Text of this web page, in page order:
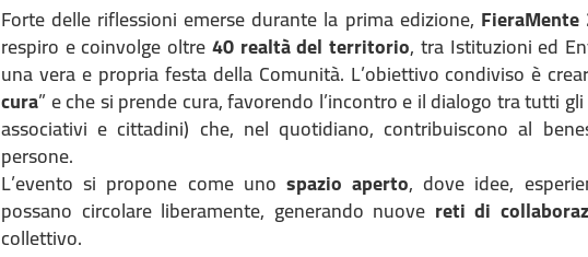
Forte delle riflessioni emerse durante la prima edizione, FieraMente
respiro e coinvolge oltre40 realtà del territorio, tra Istituzioni ed
una vera e propria festa della Comunità. L’obiettivo condiviso è
cura” e che si prende cura, favorendo l’incontro e il dialogo tra tutti
associativi e cittadini) che, nel quotidiano, contribuiscono al
persone.
L’evento si propone come uno spazio aperto, dove idee,
possano circolare liberamente, generando nuove reti di
collettivo.